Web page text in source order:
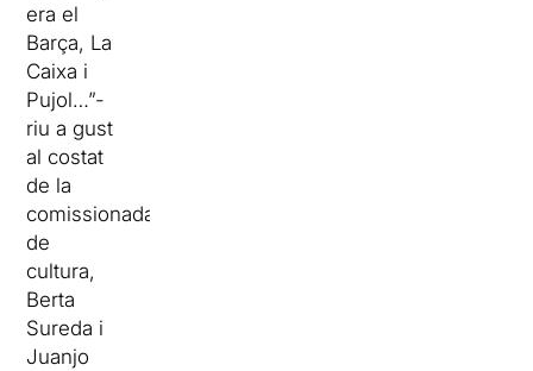
era el
Barça, La
Caixa i
Pujol…”-
riu a gust
al costat
de la
comissionada
de
cultura,
Berta
Sureda i
Juanjo